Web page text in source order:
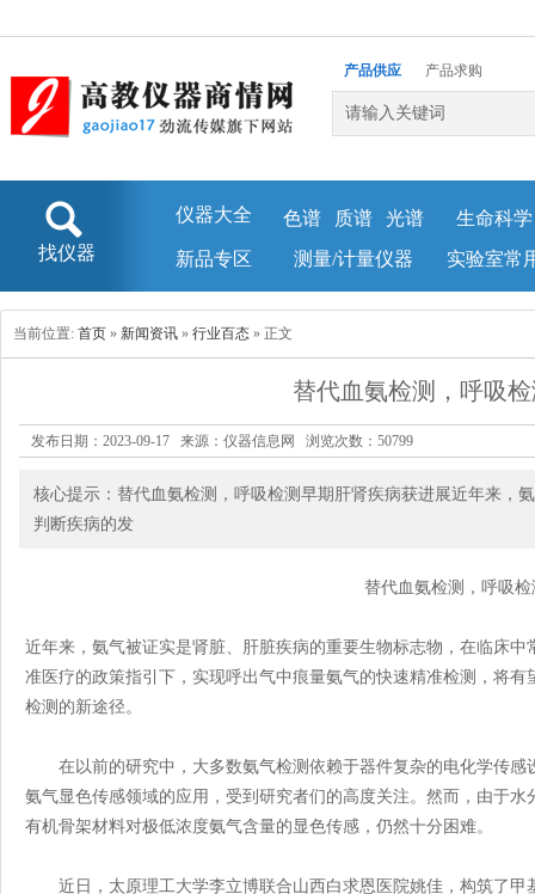
产品供应
产品求购
企业库
找仪器
仪器大全 色谱 质谱 光谱
生命科学
新品专区
测量/计量仪器 实验室常
当前位置: 首页 » 新闻资讯 » 行业百态 » 正文
替代血氨检测，呼吸
发布日期：2023-09-17 来源：仪器信息网 浏览次数： 50799
核心提示：替代血氨检测，呼吸检测早期肝肾疾病获进展近年来，
判断疾病的发
替代血氨检测，呼吸
近年来，氨气被证实是肾脏、肝脏疾病的重要生物标志物，在临床
准医疗的政策指引下，实现呼出气中痕量氨气的快速精准检测，将
检测的新途径。
在以前的研究中，大多数氨气检测依赖于器件复杂的电化学传感
氨气显色传感领域的应用，受到研究者们的高度关注。然而，由于
有机骨架材料对极低浓度氨气含量的显色传感，仍然十分困难。
近日，太原理工大学李立博联合山西白求恩医院姚佳，构筑了甲